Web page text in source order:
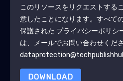
このリソースをリクエストする
意したことになります。すべて
保護された プライバシーポリシ
は、メールでお問い合わせくだ
DOWNLOAD